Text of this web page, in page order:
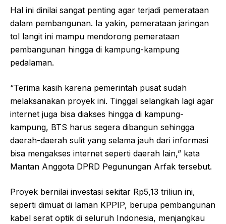
Hal ini dinilai sangat penting agar terjadi pemerataan
dalam pembangunan. Ia yakin, pemerataan jaringan
tol langit ini mampu mendorong pemerataan
pembangunan hingga di kampung-kampung
pedalaman.
“Terima kasih karena pemerintah pusat sudah
melaksanakan proyek ini. Tinggal selangkah lagi agar
internet juga bisa diakses hingga di kampung-
kampung, BTS harus segera dibangun sehingga
daerah-daerah sulit yang selama jauh dari informasi
bisa mengakses internet seperti daerah lain,” kata
Mantan Anggota DPRD Pegunungan Arfak tersebut.
Proyek bernilai investasi sekitar Rp5,13 triliun ini,
seperti dimuat di laman KPPIP, berupa pembangunan
kabel serat optik di seluruh Indonesia, menjangkau